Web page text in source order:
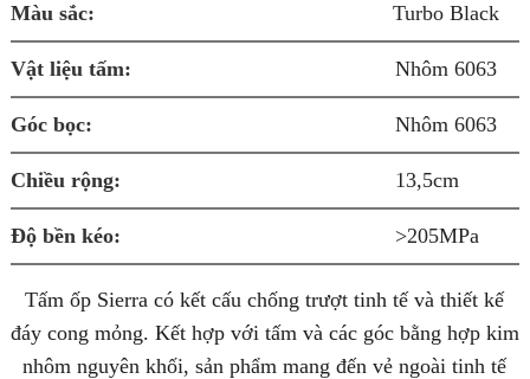
Màu sắc: Turbo Black
Vật liệu tấm: Nhôm 6063
Góc bọc: Nhôm 6063
Chiều rộng: 13,5cm
Độ bền kéo: >205MPa
Tấm ốp Sierra có kết cấu chống trượt tinh tế và thiết kế
đáy cong mỏng. Kết hợp với tấm và các góc bằng hợp kim
nhôm nguyên khối, sản phẩm mang đến vẻ ngoài tinh tế